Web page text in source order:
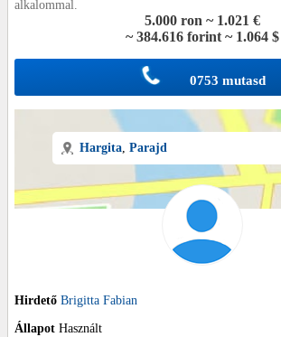
alkalommal.
5.000 ron ~ 1.021 €
~ 384.616 forint ~ 1.064 $
0753 mutasd
Hargita, Parajd
Hirdető Brigitta Fabian
Állapot Használt